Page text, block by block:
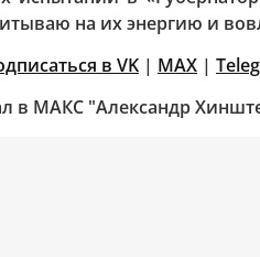
на их энергию и
в VK | MAX |
в МАКС "Александр